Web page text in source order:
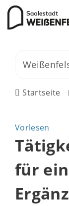
Startseite
Vorlesen
für